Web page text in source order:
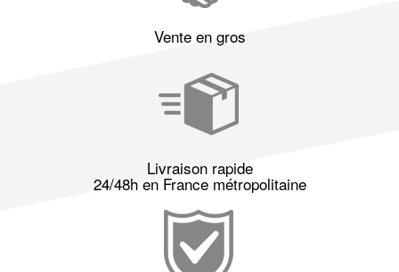
Vente en gros
Livraison rapide
24/48h en France métropolitaine